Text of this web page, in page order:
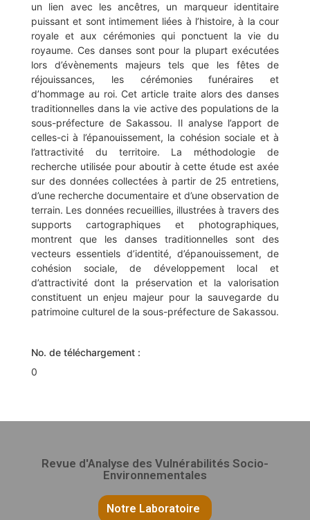
un lien avec les ancêtres, un marqueur identitaire
puissant et sont intimement liées à l’histoire, à la cour
royale et aux cérémonies qui ponctuent la vie du
royaume. Ces danses sont pour la plupart exécutées
lors d’évènements majeurs tels que les fêtes de
réjouissances, les cérémonies funéraires et
d’hommage au roi. Cet article traite alors des danses
traditionnelles dans la vie active des populations de la
sous-préfecture de Sakassou. Il analyse l’apport de
celles-ci à l’épanouissement, la cohésion sociale et à
l’attractivité du territoire. La méthodologie de
recherche utilisée pour aboutir à cette étude est axée
sur des données collectées à partir de 25 entretiens,
d’une recherche documentaire et d’une observation de
terrain. Les données recueillies, illustrées à travers des
supports cartographiques et photographiques,
montrent que les danses traditionnelles sont des
vecteurs essentiels d’identité, d’épanouissement, de
cohésion sociale, de développement local et
d’attractivité dont la préservation et la valorisation
constituent un enjeu majeur pour la sauvegarde du
patrimoine culturel de la sous-préfecture de Sakassou.
No. de téléchargement :
0
Revue d'Analyse des Vulnérabilités Socio-
Environnementales
Notre Laboratoire